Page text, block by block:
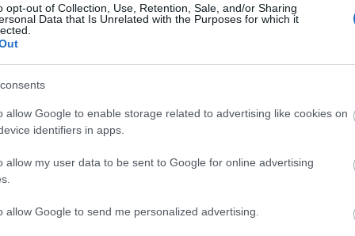
opt-out of Collection, Use, Retention, Sale, and/or Sharing
Data that Is Unrelated with the Purposes for which it
allow Google to enable storage related to advertising like cookies on
identifiers in apps.
allow my user data to be sent to Google for online advertising
allow Google to send me personalized advertising.
kifolyólag szeretem a trilógiákat. Kevésbé meglepő, hogy
műveket. Az egyik kedvenc olvasmányom Palahniuk-
és tetszett a Kárhozott. Mindezekből következően
túl…